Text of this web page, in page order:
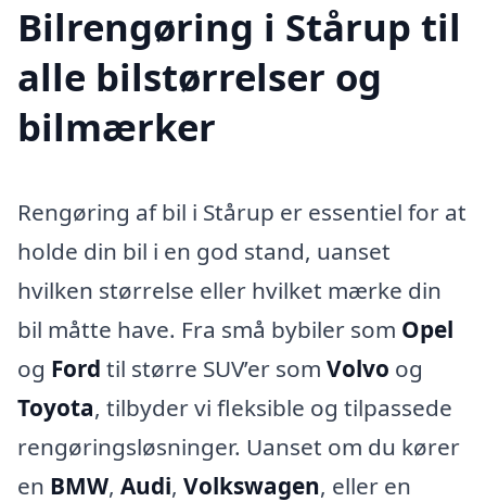
Bilrengøring i Stårup til
alle bilstørrelser og
bilmærker
Rengøring af bil i Stårup er essentiel for at
holde din bil i en god stand, uanset
hvilken størrelse eller hvilket mærke din
bil måtte have. Fra små bybiler som Opel
og Ford til større SUV’er som Volvo og
Toyota, tilbyder vi fleksible og tilpassede
rengøringsløsninger. Uanset om du kører
en BMW, Audi, Volkswagen, eller en